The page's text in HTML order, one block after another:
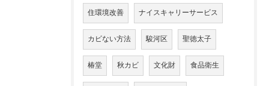
住環境改善 ナイスキャリーサービス
カビない方法 駿河区 聖徳太子
椿堂 秋カビ 文化財 食品衛生